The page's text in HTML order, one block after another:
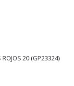
ROJOS 20 (GP23324)